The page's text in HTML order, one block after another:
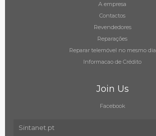
A empresa
Contactos
Revendedores
Reparações
Reparar telemóvel no mesmo dia
Informacao de Crédito
Join Us
Facebook
Sintanet.pt